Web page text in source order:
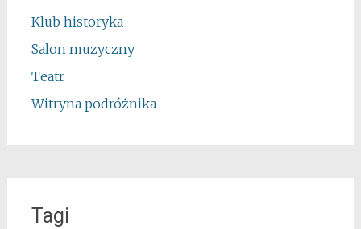
Klub historyka
Salon muzyczny
Teatr
Witryna podróżnika
Tagi